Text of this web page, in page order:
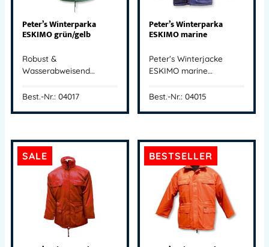
Peter’s Winterparka
ESKIMO grün/gelb
Robust &
Wasserabweisend…
Best.-Nr.: 04017
Peter’s Winterparka
ESKIMO marine
Peter’s Winterjacke
ESKIMO marine…
Best.-Nr.: 04015
SALE BESTSELLER